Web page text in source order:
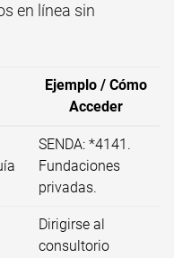
en línea sin
Ejemplo / Cómo
Acceder
SENDA: *4141.
Fundaciones
privadas.
Dirigirse al
consultorio